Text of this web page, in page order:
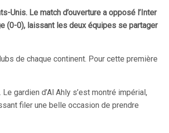
Unis. Le match d’ouverture a opposé l’Inter
(0-0), laissant les deux équipes se partager
de chaque continent. Pour cette première
gardien d’Al Ahly s’est montré impérial,
filer une belle occasion de prendre